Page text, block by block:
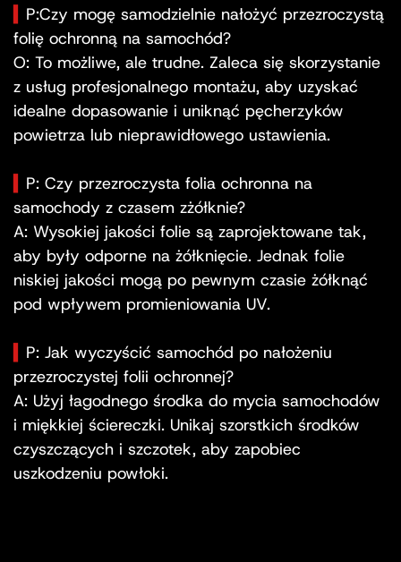
P:Czy mogę samodzielnie nałożyć przezroczystą
folię ochronną na samochód?
O: To możliwe, ale trudne. Zaleca się skorzystanie
z usług profesjonalnego montażu, aby uzyskać
idealne dopasowanie i uniknąć pęcherzyków
powietrza lub nieprawidłowego ustawienia.
P: Czy przezroczysta folia ochronna na
samochody z czasem zżółknie?
A: Wysokiej jakości folie są zaprojektowane tak,
aby były odporne na żółknięcie. Jednak folie
niskiej jakości mogą po pewnym czasie żółknąć
pod wpływem promieniowania UV.
P: Jak wyczyścić samochód po nałożeniu
przezroczystej folii ochronnej?
A: Użyj łagodnego środka do mycia samochodów
i miękkiej ściereczki. Unikaj szorstkich środków
czyszczących i szczotek, aby zapobiec
uszkodzeniu powłoki.